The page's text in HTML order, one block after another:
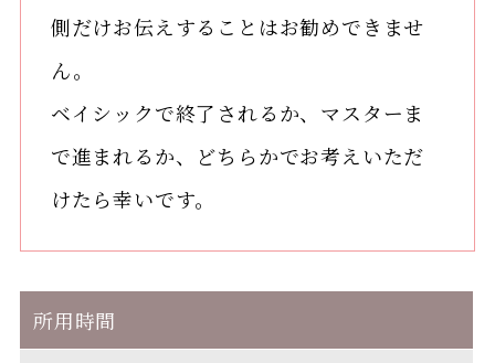
側だけお伝えすることはお勧めできませ
ん。
ベイシックで終了されるか、マスターま
で進まれるか、どちらかでお考えいただ
けたら幸いです。
所用時間